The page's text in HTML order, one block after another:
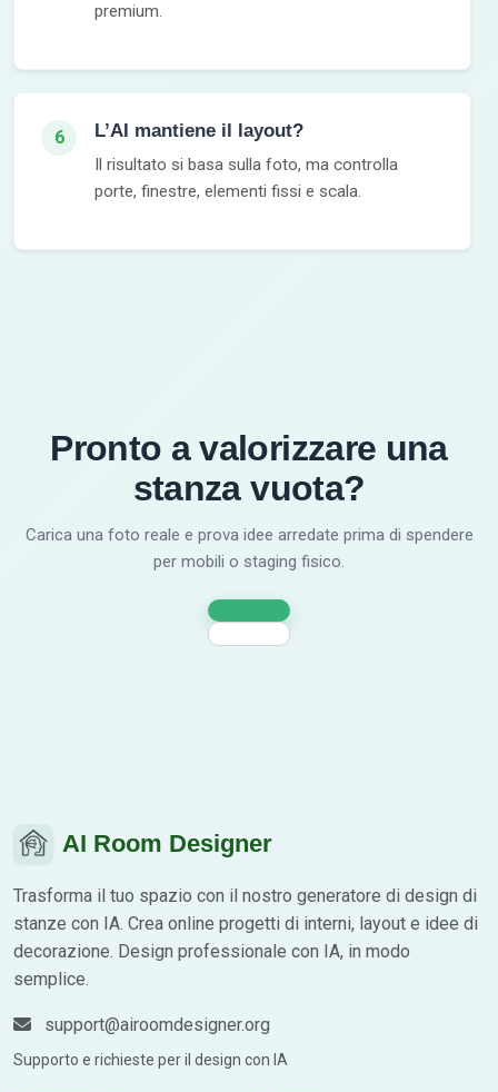
premium.
6 L’AI mantiene il layout?
Il risultato si basa sulla foto, ma controlla
porte, finestre, elementi fissi e scala.
Pronto a valorizzare una
stanza vuota?
Carica una foto reale e prova idee arredate prima di spendere
per mobili o staging fisico.
AI Room Designer
Trasforma il tuo spazio con il nostro generatore di design di
stanze con IA. Crea online progetti di interni, layout e idee di
decorazione. Design professionale con IA, in modo
semplice.
support@airoomdesigner.org
Supporto e richieste per il design con IA